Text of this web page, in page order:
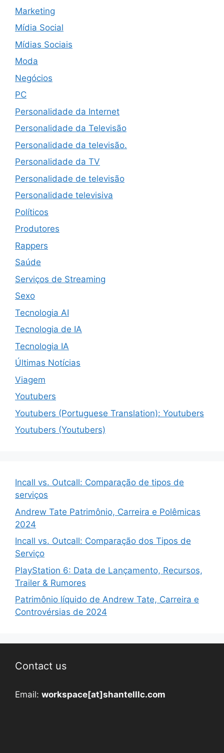
Marketing
Mídia Social
Mídias Sociais
Moda
Negócios
PC
Personalidade da Internet
Personalidade da Televisão
Personalidade da televisão.
Personalidade da TV
Personalidade de televisão
Personalidade televisiva
Políticos
Produtores
Rappers
Saúde
Serviços de Streaming
Sexo
Tecnologia AI
Tecnologia de IA
Tecnologia IA
Últimas Notícias
Viagem
Youtubers
Youtubers (Portuguese Translation): Youtubers
Youtubers (Youtubers)
Incall vs. Outcall: Comparação de tipos de
serviços
Andrew Tate Patrimônio, Carreira e Polêmicas
2024
Incall vs. Outcall: Comparação dos Tipos de
Serviço
PlayStation 6: Data de Lançamento, Recursos,
Trailer & Rumores
Patrimônio líquido de Andrew Tate, Carreira e
Controvérsias de 2024
Contact us
Email: workspace[at]shantelllc.com